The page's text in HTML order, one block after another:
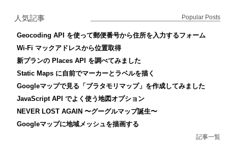
人気記事 Popular Posts
Geocoding API を使って郵便番号から住所を入力するフォーム
Wi-Fi マックアドレスから位置取得
新プランの Places API を調べてみました
Static Maps に自前でマーカーとラベルを描く
Googleマップで見る「ブラタモリマップ」を作成してみました
JavaScript API でよく使う地図オプション
NEVER LOST AGAIN 〜グーグルマップ誕生〜
Googleマップに地域メッシュを描画する
記事一覧